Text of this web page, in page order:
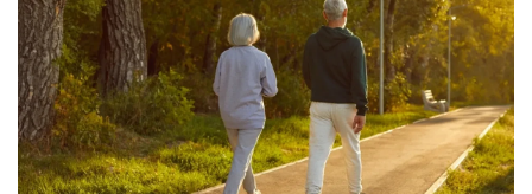
Ribakina sigurna u Torontu